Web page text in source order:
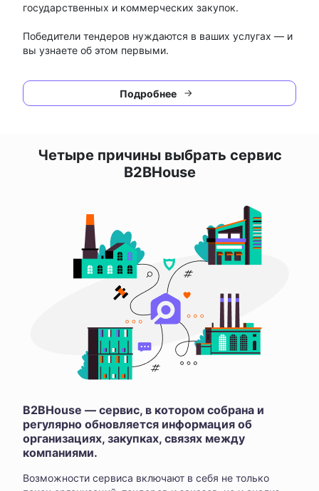
государственных и коммерческих закупок.
Победители тендеров нуждаются в ваших услугах — и
вы узнаете об этом первыми.
Подробнее
Четыре причины выбрать сервис
B2BHouse
B2BHouse — сервис, в котором собрана и
регулярно обновляется информация об
организациях, закупках, связях между
компаниями.
Возможности сервиса включают в себя не только